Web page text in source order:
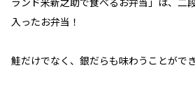
ランド米新之助で食べるお弁当」は、二
入ったお弁当！
鮭だけでなく、銀だらも味わうことがで